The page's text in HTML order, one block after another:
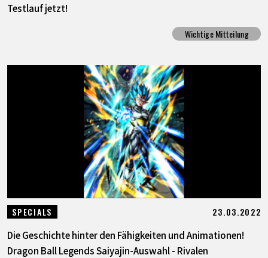
Testlauf jetzt!
Wichtige Mitteilung
SPECIALS 23.03.2022
Die Geschichte hinter den Fähigkeiten und Animationen!
Dragon Ball Legends Saiyajin-Auswahl - Rivalen